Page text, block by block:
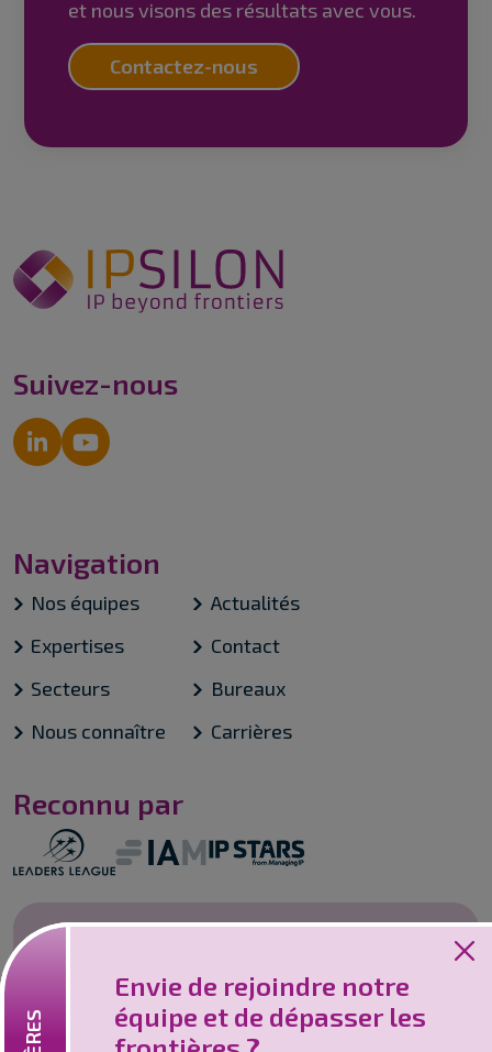
et nous visons des résultats avec vous.
Contactez-nous
Envie de rejoindre notre
équipe et de dépasser les
Suivez-nous
Navigation
Nos équipes
Expertises
Secteurs
Nous connaître
Actualités
Contact
Bureaux
Carrières
Reconnu par
Vous souhaitez rejoindre un cabinet
innovant et collaboratif ? Nous sommes l'un
des leaders en matière de services de